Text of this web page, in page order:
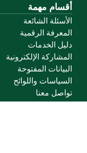
أقسام مهمة
الأسئلة الشائعة
المعرفة الرقمية
دليل الخدمات
المشاركة الإلكترونية
البيانات المفتوحة
السياسات واللوائح
تواصل معنا